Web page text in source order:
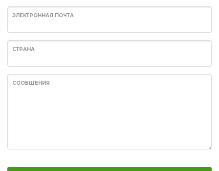
ЭЛЕКТРОННАЯ ПОЧТА
СТРАНА
СООБЩЕНИЯ